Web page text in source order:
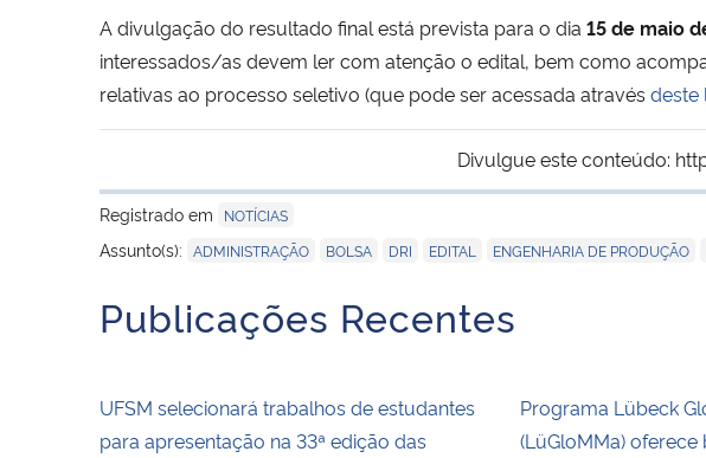
A divulgação do resultado final está prevista para o dia 15 de maio
interessados/as devem ler com atenção o edital, bem como
relativas ao processo seletivo (que pode ser acessada através deste
Divulgue este conteúdo:
Registrado em
NOTÍCIAS
Assunto(s): ADMINISTRAÇÃO BOLSA DRI EDITAL ENGENHARIA DE PRODUÇÃO
Publicações Recentes
UFSM selecionará trabalhos de estudantes
para apresentação na 33ª edição das
Programa Lübeck
(LüGloMMa)